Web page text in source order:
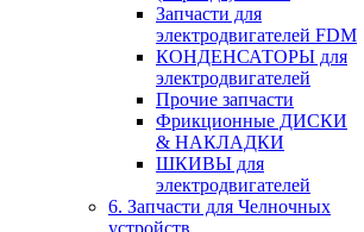
Запчасти для
электродвигателей FDM
КОНДЕНСАТОРЫ для
электродвигателей
Прочие запчасти
Фрикционные ДИСКИ
& НАКЛАДКИ
ШКИВЫ для
электродвигателей
6. Запчасти для Челночных
устройств